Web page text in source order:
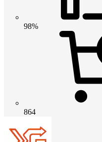
98%
864